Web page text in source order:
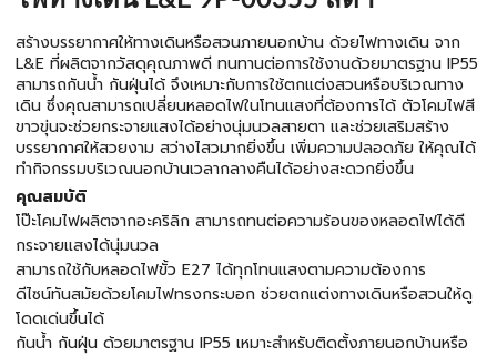
สร้างบรรยากาศให้ทางเดินหรือสวนภายนอกบ้าน ด้วยไฟทางเดิน จาก
L&E ที่ผลิตจากวัสดุคุณภาพดี ทนทานต่อการใช้งานด้วยมาตรฐาน IP55
สามารถกันน้ำ กันฝุ่นได้ จึงเหมาะกับการใช้ตกแต่งสวนหรือบริเวณทาง
เดิน ซึ่งคุณสามารถเปลี่ยนหลอดไฟในโทนแสงที่ต้องการได้ ตัวโคมไฟสี
ขาวขุ่นจะช่วยกระจายแสงได้อย่างนุ่มนวลสายตา และช่วยเสริมสร้าง
บรรยากาศให้สวยงาม สว่างไสวมากยิ่งขึ้น เพิ่มความปลอดภัย ให้คุณได้
ทำกิจกรรมบริเวณนอกบ้านเวลากลางคืนได้อย่างสะดวกยิ่งขึ้น
คุณสมบัติ
โป๊ะโคมไฟผลิตจากอะคริลิก สามารถทนต่อความร้อนของหลอดไฟได้ดี
กระจายแสงได้นุ่มนวล
สามารถใช้กับหลอดไฟขั้ว E27 ได้ทุกโทนแสงตามความต้องการ
ดีไซน์ทันสมัยด้วยโคมไฟทรงกระบอก ช่วยตกแต่งทางเดินหรือสวนให้ดู
โดดเด่นขึ้นได้
กันน้ำ กันฝุ่น ด้วยมาตรฐาน IP55 เหมาะสำหรับติดตั้งภายนอกบ้านหรือ